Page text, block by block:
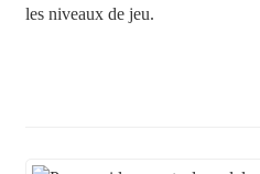
les niveaux de jeu.